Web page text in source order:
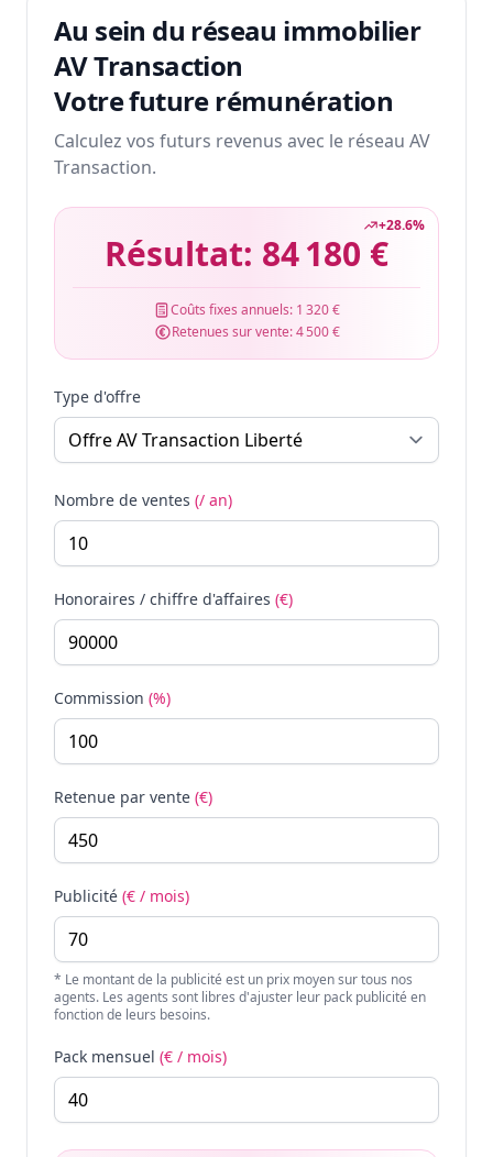
Au sein du réseau immobilier
AV Transaction
Votre future rémunération
Calculez vos futurs revenus avec le réseau AV
Transaction.
+28.6%
Résultat: 84 180 €
Coûts fixes annuels: 1 320 €
Retenues sur vente:4 500 €
Type d'offre
Nombre de ventes (/ an)
Honoraires / chiffre d'affaires (€)
Commission (%)
Retenue par vente (€)
Publicité (€ / mois)
* Le montant de la publicité est un prix moyen sur tous nos
agents. Les agents sont libres d'ajuster leur pack publicité en
fonction de leurs besoins.
Pack mensuel (€ / mois)